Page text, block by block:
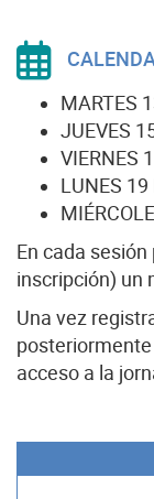
MARTES
JUEVES
VIERNES
LUNES
En cada
inscripción) un
Una vez
acceso a la